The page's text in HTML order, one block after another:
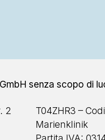
senza scopo di
2
T04ZHR3 –
Marienklinik